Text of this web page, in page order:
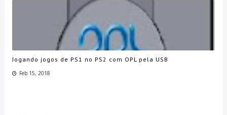
Jogando jogos de PS1 no PS2 com OPL pela USB
Feb 15, 2018